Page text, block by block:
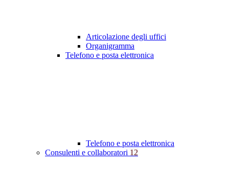
Articolazione degli uffici
Organigramma
Telefono e posta elettronica
Telefono e posta elettronica
Consulenti e collaboratori 12